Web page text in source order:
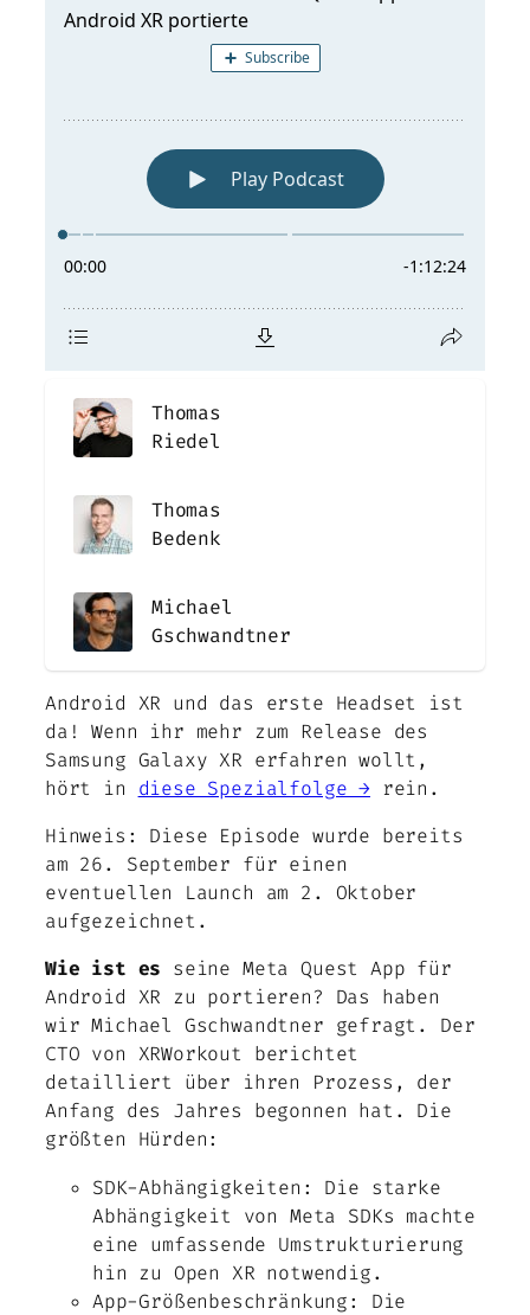
Thomas
Riedel
Thomas
Bedenk
Michael
Gschwandtner
Android XR und das erste Headset ist
da! Wenn ihr mehr zum Release des
Samsung Galaxy XR erfahren wollt,
hört in diese Spezialfolge → rein.
Hinweis: Diese Episode wurde bereits
am 26. September für einen
eventuellen Launch am 2. Oktober
aufgezeichnet.
Wie ist es seine Meta Quest App für
Android XR zu portieren? Das haben
wir Michael Gschwandtner gefragt. Der
CTO von XRWorkout berichtet
detailliert über ihren Prozess, der
Anfang des Jahres begonnen hat. Die
größten Hürden:
SDK-Abhängigkeiten: Die starke
Abhängigkeit von Meta SDKs machte
eine umfassende Umstrukturierung
hin zu Open XR notwendig.
App-Größenbeschränkung: Die